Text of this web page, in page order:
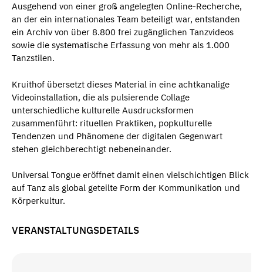
Ausgehend von einer groß angelegten Online-Recherche,
an der ein internationales Team beteiligt war, entstanden
ein Archiv von über 8.800 frei zugänglichen Tanzvideos
sowie die systematische Erfassung von mehr als 1.000
Tanzstilen.
Kruithof übersetzt dieses Material in eine achtkanalige
Videoinstallation, die als pulsierende Collage
unterschiedliche kulturelle Ausdrucksformen
zusammenführt: rituellen Praktiken, popkulturelle
Tendenzen und Phänomene der digitalen Gegenwart
stehen gleichberechtigt nebeneinander.
Universal Tongue eröffnet damit einen vielschichtigen Blick
auf Tanz als global geteilte Form der Kommunikation und
Körperkultur.
VERANSTALTUNGSDETAILS